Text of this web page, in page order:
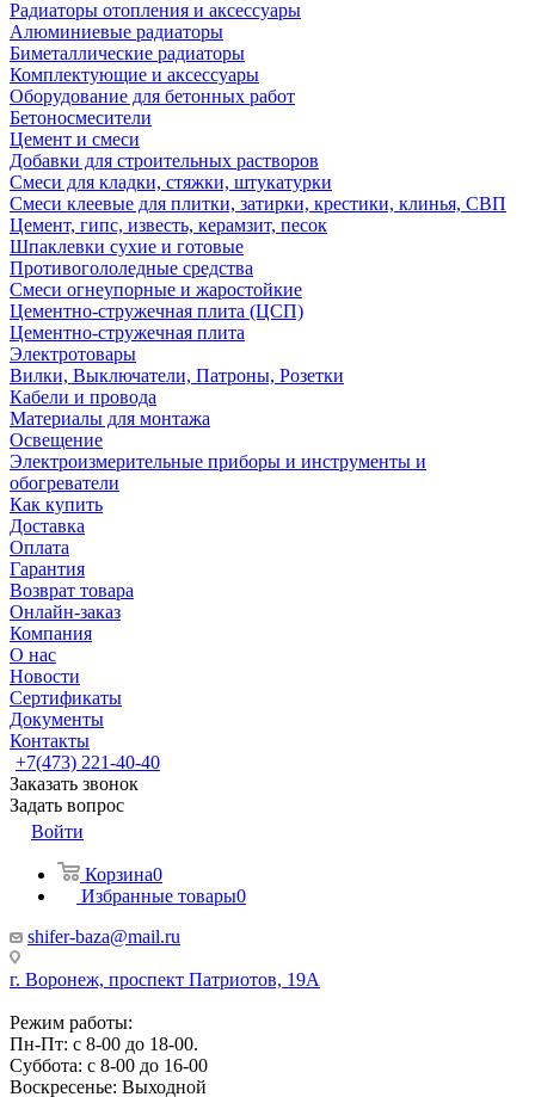
Радиаторы отопления и аксессуары
Алюминиевые радиаторы
Биметаллические радиаторы
Комплектующие и аксессуары
Оборудование для бетонных работ
Бетоносмесители
Цемент и смеси
Добавки для строительных растворов
Смеси для кладки, стяжки, штукатурки
Смеси клеевые для плитки, затирки, крестики, клинья, СВП
Цемент, гипс, известь, керамзит, песок
Шпаклевки сухие и готовые
Противогололедные средства
Смеси огнеупорные и жаростойкие
Цементно-стружечная плита (ЦСП)
Цементно-стружечная плита
Электротовары
Вилки, Выключатели, Патроны, Розетки
Кабели и провода
Материалы для монтажа
Освещение
Электроизмерительные приборы и инструменты и
обогреватели
Как купить
Доставка
Оплата
Гарантия
Возврат товара
Онлайн-заказ
Компания
О нас
Новости
Сертификаты
Документы
Контакты
+7(473) 221-40-40
Заказать звонок
Задать вопрос
Войти
Корзина0
Избранные товары0
shifer-baza@mail.ru
г. Воронеж, проспект Патриотов, 19А
Режим работы:
Пн-Пт: с 8-00 до 18-00.
Суббота: с 8-00 до 16-00
Воскресенье: Выходной